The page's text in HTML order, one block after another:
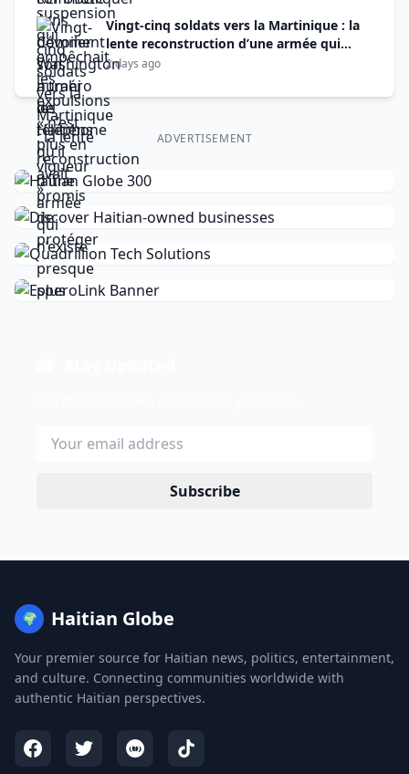
Vingt-cinq soldats vers la Martinique : la
lente reconstruction d’une armée qui
n’existe presque plus
2 days ago
ADVERTISEMENT
Subscribe
🌍 Haitian Globe
Your premier source for Haitian news, politics, entertainment,
and culture. Connecting communities worldwide with
authentic Haitian perspectives.